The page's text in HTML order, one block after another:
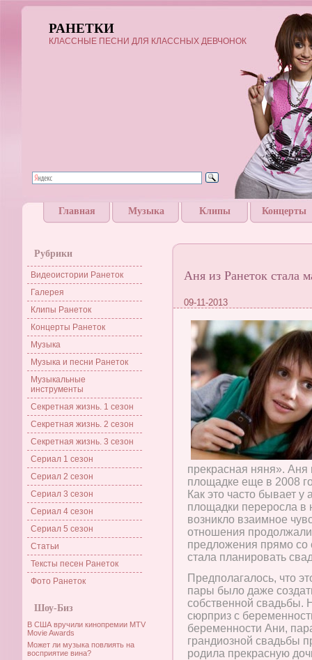
РАНЕТКИ
КЛАССНЫЕ ПЕСНИ ДЛЯ КЛАССНЫХ ДЕВЧОНОК
Главная Музыка Клипы Концерты
Рубрики
Видеоистории Ранеток
Галерея
Клипы Ранеток
Концерты Ранеток
Музыка
Музыка и песни Ранеток
Музыкальные
инструменты
Секретная жизнь. 1 сезон
Секретная жизнь. 2 сезон
Секретная жизнь. 3 сезон
Сериал 1 сезон
Сериал 2 сезон
Сериал 3 сезон
Сериал 4 сезон
Сериал 5 сезон
Статьи
Тексты песен Ранеток
Фото Ранеток
Шоу-Биз
В США вручили кинопремии MTV
Movie Awards
Может ли музыка повлиять на
восприятие вина?
Аня из Ранеток стала
09-11-2013
прекрасная няня».
площадке еще в 2008
Как это часто бывает
площадки переросла в
возникло взаимное
отношения
предложения прямо со
стала планировать
Предполагалось, что
пары было даже
собственной свадьбы.
сюрприз с
беременности Ани,
грандиозной свадьбы
родила прекрасную